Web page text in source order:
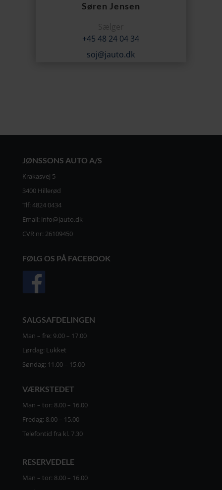
Søren Jensen
+45 48 24 04 34
soj@jauto.dk
JØNSSONS AUTO A/S
Krakasvej 5
3400 Hillerød
Tlf: 4824 0434
Email: info@jauto.dk
CVR nr: 26109450
FØLG OS PÅ FACEBOOK
SALGSAFDELINGEN
Man – fre: 9.00 – 17.00
Lørdag: Lukket
Søndag: 11.00 – 15.00
VÆRKSTEDET
Man – tor: 8.00 – 16.00
Fredag: 8.00 – 15.00
Telefontid fra kl. 7.30
RESERVEDELE
Man – tor: 8.00 – 16.00